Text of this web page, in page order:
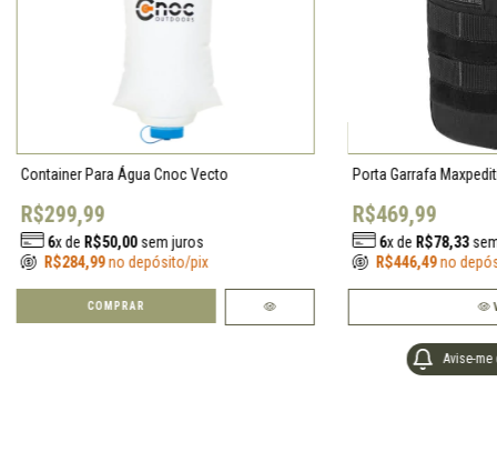
Container Para Água Cnoc Vecto
R$299,99
6x de R$50,00sem juros
R$284,99no depósito/pix
COMPRAR
Porta Garrafa
R$469,99
6x de R$78,33
R$446,49no
Avise-